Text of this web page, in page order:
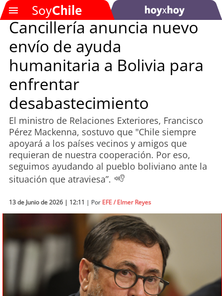
Podcast
Actualidad
Entretención
Economía
Deportes
Tecnología
arica
Cancillería anuncia nuevo
envío de ayuda
humanitaria a Bolivia para
enfrentar
desabastecimiento
El ministro de Relaciones Exteriores, Francisco
Pérez Mackenna, sostuvo que "Chile siempre
apoyará a los países vecinos y amigos que
requieran de nuestra cooperación. Por eso,
seguimos ayudando al pueblo boliviano ante la
situación que atraviesa”.
13 de Junio de 2026 | 12:11 | Por EFE / Elmer Reyes